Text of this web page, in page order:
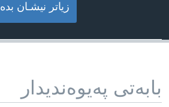
زیاتر نیشـان بده‌
بابه‌تی په‌یوه‌ندیدار